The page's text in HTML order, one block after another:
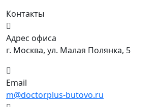
Контакты
Адрес офиса
г. Москва, ул. Малая Полянка, 5
Email
m@doctorplus-butovo.ru